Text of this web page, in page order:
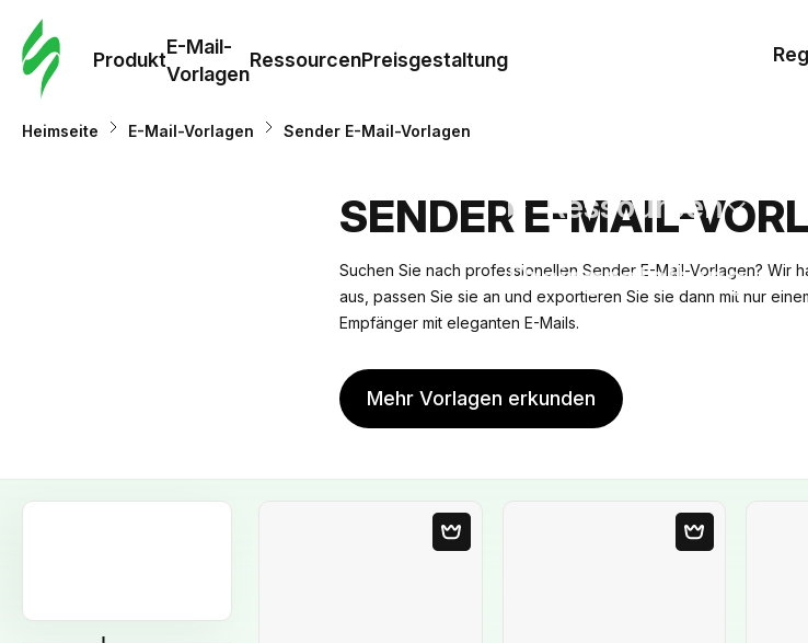
Produkt
E-Mail-
Vorlagen
RessourcenPreisgestaltung
Ressourcen
Preisgestaltung
Heimseite E-Mail-Vorlagen Sender E-Mail-Vorlagen
SENDER E-MAIL-
Suchen Sie nach professionellen Sender E-Mail-Vorlagen? Wir
aus, passen Sie sie an und exportieren Sie sie dann mit nur
Empfänger mit eleganten E-Mails.
Mehr Vorlagen erkunden